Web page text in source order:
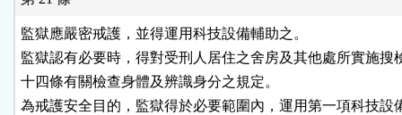
監獄應嚴密戒護，並得運用科技設備輔助之。
監獄認有必要時，得對受刑人居住之舍房及其他處所實施搜
十四條有關檢查身體及辨識身分之規定。
為戒護安全目的，監獄得於必要範圍內，運用第一項科技設